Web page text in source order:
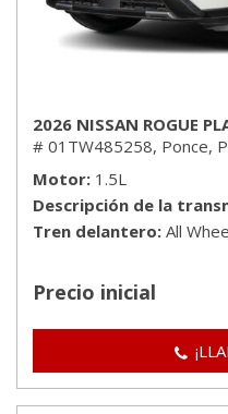
2026 NISSAN ROGUE
# 01TW485258, Ponce,
Motor 1.5L
Descripción de la
Tren delantero All
Precio inicial